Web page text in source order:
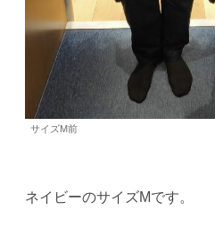
サイズM前
ネイビーのサイズMです。